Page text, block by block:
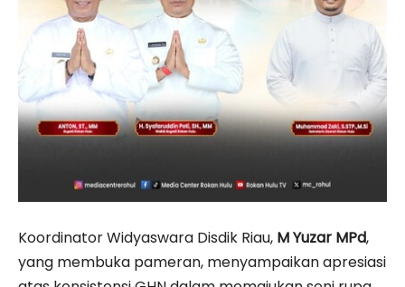
Koordinator Widyaswara Disdik Riau, M Yuzar MPd,
yang membuka pameran, menyampaikan apresiasi